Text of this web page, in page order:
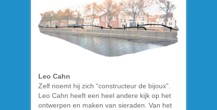
Leo Cahn
Zelf noemt hij zich “constructeur de bijoux”.
Leo Cahn heeft een heel andere kijk op het
ontwerpen en maken van sieraden. Van het